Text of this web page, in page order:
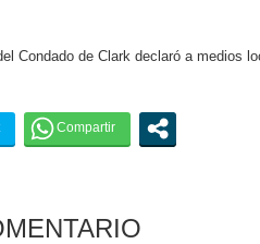
Condado de Clark declaró a medios